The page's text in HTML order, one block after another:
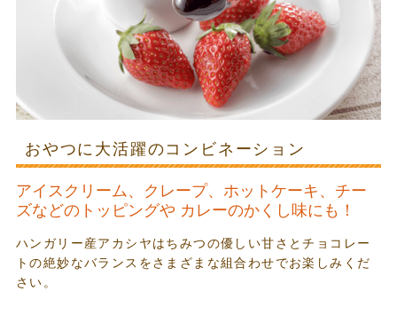
おやつに大活躍のコンビネーション
アイスクリーム、クレープ、ホットケーキ、チー
ズなどのトッピングや カレーのかくし味にも！
ハンガリー産アカシヤはちみつの優しい甘さとチョコレー
トの絶妙なバランスをさまざまな組合わせでお楽しみくだ
さい。